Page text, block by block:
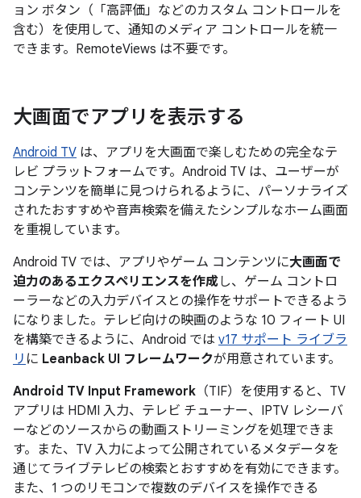
ョン ボタン（「高評価」などのカスタム コントロールを
含む）を使用して、通知のメディア コントロールを統一
できます。RemoteViews は不要です。
大画面でアプリを表示する
Android TV は、アプリを大画面で楽しむための完全なテ
レビ プラットフォームです。Android TV は、ユーザーが
コンテンツを簡単に見つけられるように、パーソナライズ
されたおすすめや音声検索を備えたシンプルなホーム画面
を重視しています。
Android TV では、アプリやゲーム コンテンツに大画面で
迫力のあるエクスペリエンスを作成し、ゲーム コントロ
ーラーなどの入力デバイスとの操作をサポートできるよう
になりました。テレビ向けの映画のような 10 フィート UI
を構築できるように、Android では v17 サポート ライブラ
リ に Leanback UI フレームワークが用意されています。
Android TV Input Framework （TIF）を使用すると、TV
アプリは HDMI 入力、テレビ チューナー、IPTV レシーバ
ーなどのソースからの動画ストリーミングを処理できま
す。また、TV 入力によって公開されているメタデータを
通じてライブテレビの検索とおすすめを有効にできます。
また、1 つのリモコンで複数のデバイスを操作できる